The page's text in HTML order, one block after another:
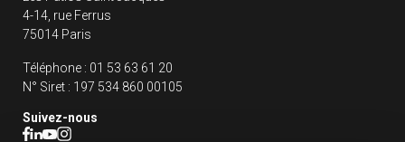
4-14, rue Ferrus
75014 Paris
Téléphone : 01 53 63 61 20
N° Siret : 197 534 860 00105
Suivez-nous